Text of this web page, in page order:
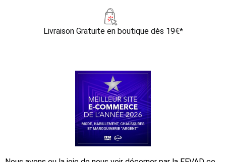
Livraison Gratuite en boutique dès 19€*